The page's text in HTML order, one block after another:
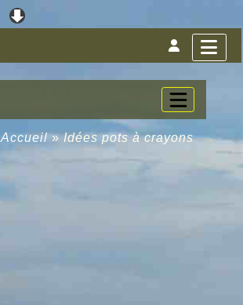
Accueil»Idées pots à crayons